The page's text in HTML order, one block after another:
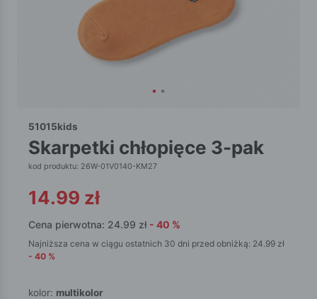
51015kids
skarpetki chłopięce 3-pak
kod produktu: 26W-01V0140-KM27
14.99 zł
Cena pierwotna: 24.99 zł - 40 %
Najniższa cena w ciągu ostatnich 30 dni przed obniżką: 24.99 zł
- 40 %
kolor: multikolor